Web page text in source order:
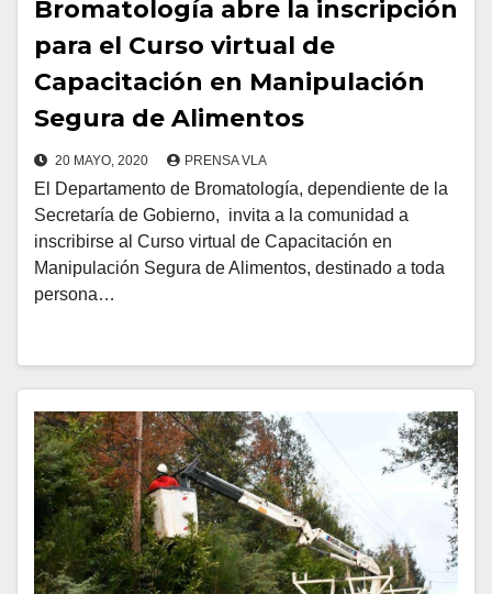
Bromatología abre la inscripción
para el Curso virtual de
Capacitación en Manipulación
Segura de Alimentos
20 MAYO, 2020 PRENSA VLA
El Departamento de Bromatología, dependiente de la
Secretaría de Gobierno, invita a la comunidad a
inscribirse al Curso virtual de Capacitación en
Manipulación Segura de Alimentos, destinado a toda
persona…